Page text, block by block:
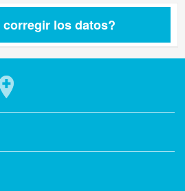
corregir los datos?